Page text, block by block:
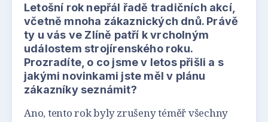
Letošní rok nepřál řadě tradičních akcí,
včetně mnoha zákaznických dnů. Právě
ty u vás ve Zlíně patří k vrcholným
událostem strojírenského roku.
Prozradíte, o co jsme v letos přišli a s
jakými novinkami jste měl v plánu
zákazníky seznámit?
Ano, tento rok byly zrušeny téměř všechny